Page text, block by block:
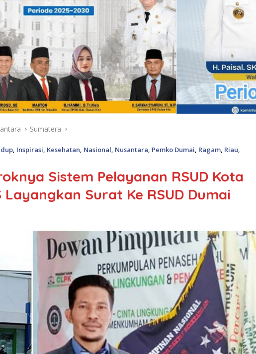
Sumatera
, Inspirasi, Kesehatan, Nasional, Nusantara, Pemko Dumai, Ragam, Riau,
Sistem Pelayanan RSUD Kota
Layangkan Surat Ke RSUD Dumai